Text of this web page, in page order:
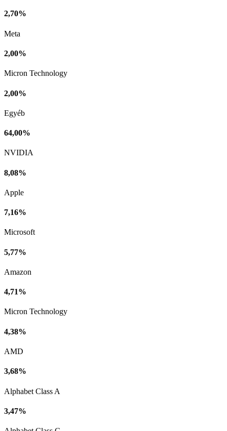
2,70%
Meta
2,00%
Micron Technology
2,00%
Egyéb
64,00%
NVIDIA
8,08%
Apple
7,16%
Microsoft
5,77%
Amazon
4,71%
Micron Technology
4,38%
AMD
3,68%
Alphabet Class A
3,47%